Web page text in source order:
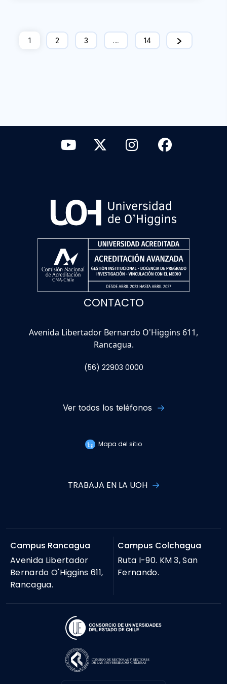
1 2 3 … 14
CONTACTO
Avenida Libertador Bernardo O'Higgins 611,
Rancagua.
(56) 22903 0000
Ver todos los teléfonos
Mapa del sitio
TRABAJA EN LA UOH
Campus Rancagua
Avenida Libertador
Bernardo O'Higgins 611,
Rancagua.
Campus Colchagua
Ruta I-90. KM 3, San
Fernando.